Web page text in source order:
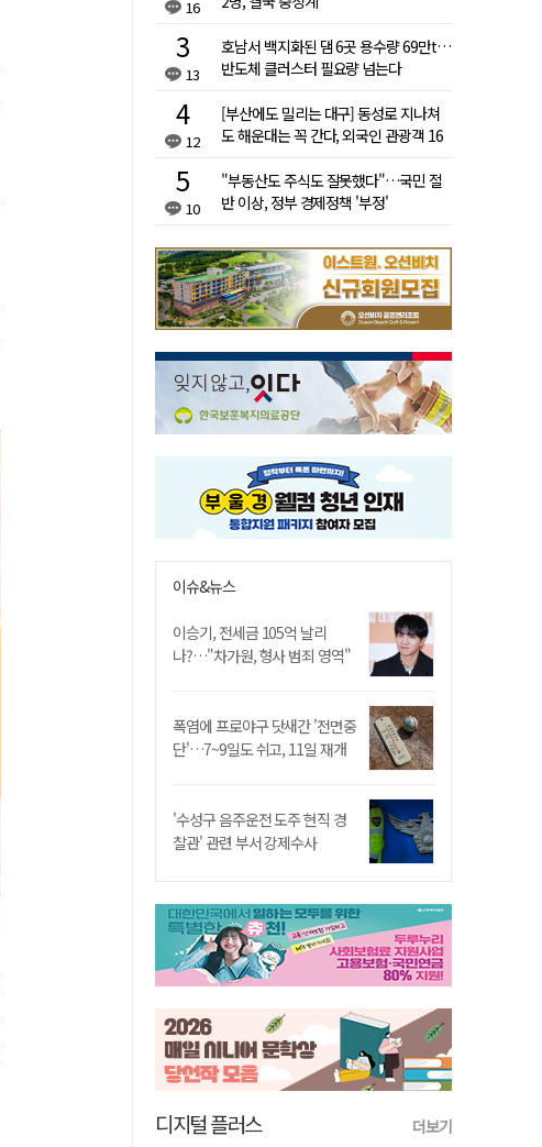
16
13
호남서 백지화된 댐 6곳 용수량 69만t…
반도체 클러스터 필요량 넘는다
12
[부산에도 밀리는 대구] 동성로 지나쳐
도 해운대는 꼭 간다, 외국인 관광객 16
10
"부동산도 주식도 잘못했다"…국민 절
반 이상, 정부 경제정책 '부정'
이슈&뉴스
이승기, 전세금 105억 날리
나?…"차가원, 형사 범죄 영역"
폭염에 프로야구 닷새간 '전면중
단'…7~9일도 쉬고, 11일 재개
'수성구 음주운전 도주 현직 경
찰관' 관련 부서 강제수사
디지털 플러스 더보기